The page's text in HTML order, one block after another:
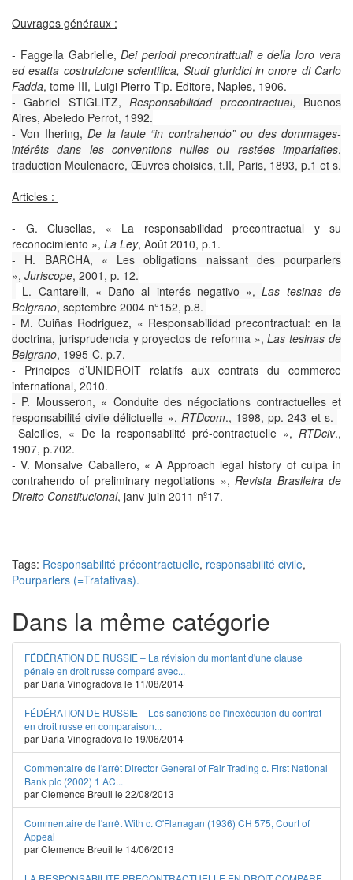
Ouvrages généraux :
- Faggella Gabrielle,Dei periodi precontrattuali e della loro vera
ed esatta costruizione scientifica, Studi giuridici in onore di Carlo
Fadda, tome III, Luigi Pierro Tip. Editore, Naples, 1906.
- Gabriel STIGLITZ,Responsabilidad precontractual, Buenos
Aires, Abeledo Perrot, 1992.
- Von Ihering,De la faute “in contrahendo” ou des dommages-
intérêts dans les conventions nulles ou restées imparfaites,
traduction Meulenaere, Œuvres choisies, t.II, Paris, 1893, p.1 et s.
Articles :
-
G. Clusellas, « La responsabilidad precontractual y su
reconocimiento », La Ley, Août 2010, p.1.
-
H. BARCHA, « Les obligations naissant des pourparlers
», Juriscope, 2001, p. 12.
- L. Cantarelli, « Daño al interés negativo »,Las tesinas de
Belgrano, septembre 2004 n°152, p.8.
- M. Cuiñas Rodriguez, « Responsabilidad precontractual: en la
doctrina, jurisprudencia y proyectos de reforma »,Las tesinas de
Belgrano, 1995-C, p.7.
-
Principes d’UNIDROIT relatifs aux contrats du commerce
international, 2010.
- P. Mousseron, « Conduite des négociations contractuelles et
responsabilité civile délictuelle », RTDcom., 1998, pp. 243 et s.-
Saleilles, « De la responsabilité pré-contractuelle », RTDciv.,
1907, p.702.
- V. Monsalve Caballero, « A Approach legal history of culpa in
contrahendo of preliminary negotiations »,Revista Brasileira de
Direito Constitucional, janv-juin 2011 nº17.
Tags: Responsabilité précontractuelle, responsabilité civile,
Pourparlers (=Tratativas).
Dans la même catégorie
FÉDÉRATION DE RUSSIE – La révision du montant d'une clause
pénale en droit russe comparé avec...
par Daria Vinogradova le 11/08/2014
FÉDÉRATION DE RUSSIE – Les sanctions de l'inexécution du contrat
en droit russe en comparaison...
par Daria Vinogradova le 19/06/2014
Commentaire de l'arrêt Director General of Fair Trading c. First National
Bank plc (2002) 1 AC...
par Clemence Breuil le 22/08/2013
Commentaire de l'arrêt With c. O'Flanagan (1936) CH 575, Court of
Appeal
par Clemence Breuil le 14/06/2013